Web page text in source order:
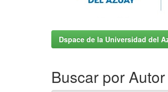
Dspace de la Universidad del
Buscar por